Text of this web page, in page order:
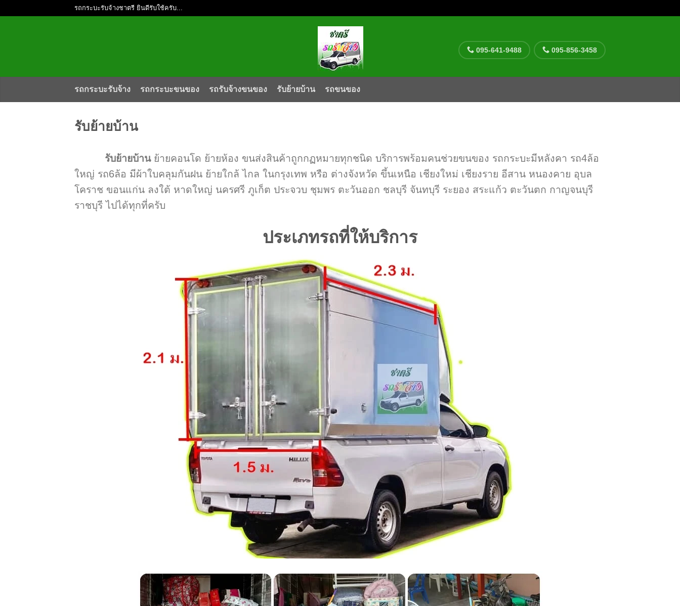
รถกระบะรับจ้างชาตรี ยินดีรับใช้ครับ...
095-641-9488 095-856-3458
รถกระบะรับจ้าง รถกระบะขนของ รถรับจ้างขนของ รับย้ายบ้าน รถขนของ
รับย้ายบ้าน
รับย้ายบ้านย้ายคอนโด ย้ายห้อง ขนส่งสินค้าถูกกฏหมายทุกชนิด บริการพร้อมคนช่วยขนของ รถกระบะมีหลังคา รถ4ล้อ
ใหญ่ รถ6ล้อ มีผ้าใบคลุมกันฝน ย้ายใกล้ ไกล ในกรุงเทพ หรือ ต่างจังหวัด ขึ้นเหนือ เชียงใหม่ เชียงราย อีสาน หนองคาย อุบล
โคราช ขอนแก่น ลงใต้ หาดใหญ่ นครศรี ภูเก็ต ประจวบ ชุมพร ตะวันออก ชลบุรี จันทบุรี ระยอง สระแก้ว ตะวันตก กาญจนบุรี
ราชบุรี ไปได้ทุกที่ครับ
ประเภทรถที่ให้บริการ